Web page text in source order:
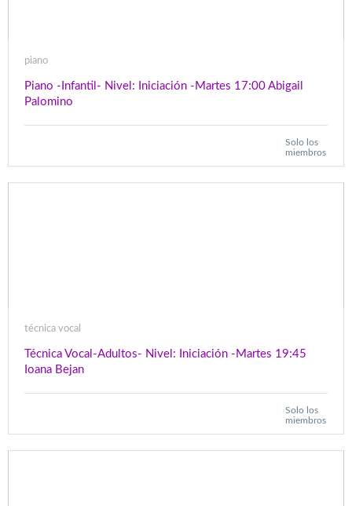
piano
Piano -Infantil- Nivel: Iniciación -Martes 17:00 Abigail
Palomino
Solo los
miembros
técnica vocal
Técnica Vocal-Adultos- Nivel: Iniciación -Martes 19:45
Ioana Bejan
Solo los
miembros